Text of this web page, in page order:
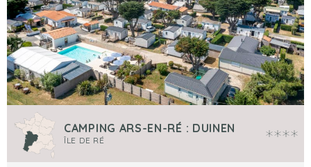
CAMPING ARS-EN-RÉ : DUINEN
ÎLE DE RÉ